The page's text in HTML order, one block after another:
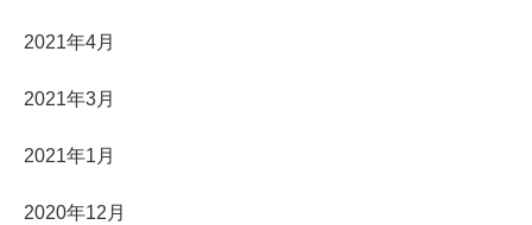
2021年4月
2021年3月
2021年1月
2020年12月